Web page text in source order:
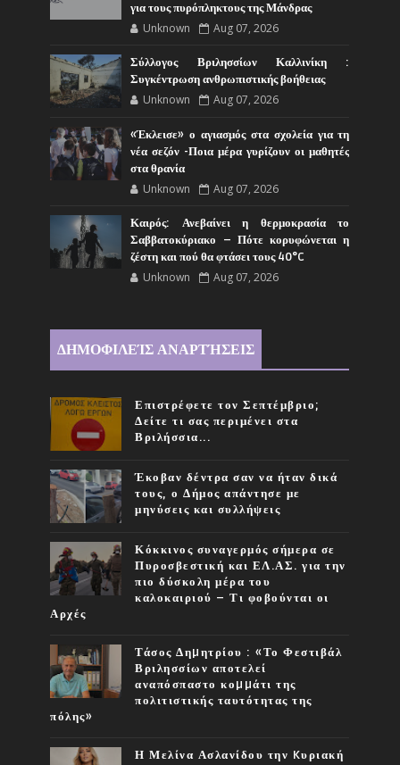
για τους πυρόπληκτους της Μάνδρας
Unknown Aug 07, 2026
Σύλλογος Βριλησσίων Καλλινίκη :
Συγκέντρωση ανθρωπιστικής βοήθειας
Unknown Aug 07, 2026
«Έκλεισε» ο αγιασμός στα σχολεία για τη
νέα σεζόν -Ποια μέρα γυρίζουν οι μαθητές
στα θρανία
Unknown Aug 07, 2026
Καιρός: Ανεβαίνει η θερμοκρασία το
Σαββατοκύριακο – Πότε κορυφώνεται η
ζέστη και πού θα φτάσει τους 40°C
Unknown Aug 07, 2026
ΔΗΜΟΦΙΛΕΊΣ ΑΝΑΡΤΉΣΕΙΣ
Επιστρέφετε τον Σεπτέμβριο;
Δείτε τι σας περιμένει στα
Βριλήσσια...
Έκοβαν δέντρα σαν να ήταν δικά
τους, ο Δήμος απάντησε με
μηνύσεις και συλλήψεις
Κόκκινος συναγερμός σήμερα σε
Πυροσβεστική και ΕΛ.ΑΣ. για την
πιο δύσκολη μέρα του
καλοκαιριού – Τι φοβούνται οι
Αρχές
Τάσος Δηµητρίου : «Το Φεστιβάλ
Βριλησσίων αποτελεί
αναπόσπαστο κοµµάτι της
πολιτιστικής ταυτότητας της
πόλης»
Η Μελίνα Ασλανίδου την Kυριακή